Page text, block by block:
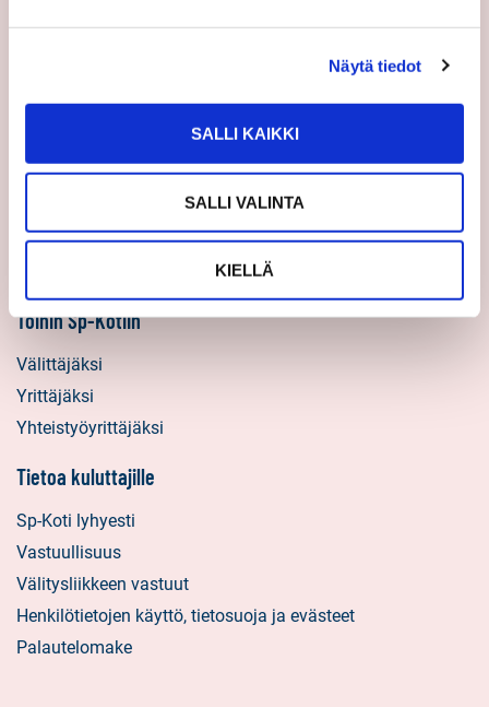
Näytä tiedot
SALLI KAIKKI
SALLI VALINTA
KIELLÄ
Ajankohtaista
Vinkit
Uratarinat
Töihin Sp-Kotiin
Välittäjäksi
Yrittäjäksi
Yhteistyöyrittäjäksi
Tietoa kuluttajille
Sp-Koti lyhyesti
Vastuullisuus
Välitysliikkeen vastuut
Henkilötietojen käyttö, tietosuoja ja evästeet
Palautelomake